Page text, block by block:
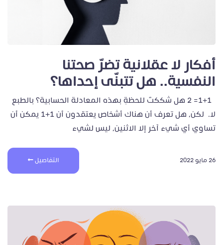
أفكار لا عقلانية تضرّ صحتنا
النفسية.. هل تتبنّى إحداها؟
1+1= 2 هل شككتَ للحظةِ بهذه المعادلة الحسابية؟ بالطبع
لا. لكن، هل تعرف أن هناك أشخاص يعتقدون أن 1+1 يمكن أن
تساوي أي شيء آخر إلا الاثنين، ليس لشيء
26 مايو 2022 التفاصيل